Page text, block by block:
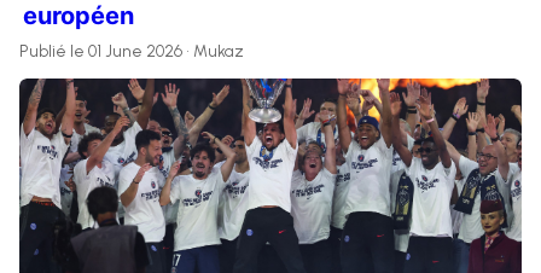
européen
Publié le 01 June 2026 • Mukaz